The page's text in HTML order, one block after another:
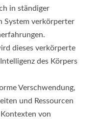
in ständiger
System verkörperter
dieses verkörperte
des Körpers
Verschwendung,
und Ressourcen
von